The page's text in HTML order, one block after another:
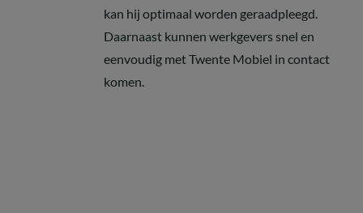
kan hij optimaal worden geraadpleegd.
Daarnaast kunnen werkgevers snel en
eenvoudig met Twente Mobiel in contact
komen.